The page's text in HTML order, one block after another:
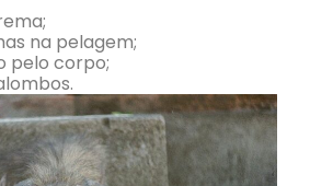
na pelagem;
pelo corpo;